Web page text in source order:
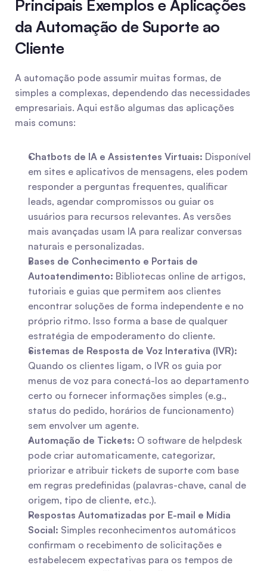
Principais Exemplos e Aplicações
da Automação de Suporte ao
Cliente
A automação pode assumir muitas formas, de
simples a complexas, dependendo das necessidades
empresariais. Aqui estão algumas das aplicações
mais comuns:
Chatbots de IA e Assistentes Virtuais: Disponível
em sites e aplicativos de mensagens, eles podem
responder a perguntas frequentes, qualificar
leads, agendar compromissos ou guiar os
usuários para recursos relevantes. As versões
mais avançadas usam IA para realizar conversas
naturais e personalizadas.
Bases de Conhecimento e Portais de
Autoatendimento: Bibliotecas online de artigos,
tutoriais e guias que permitem aos clientes
encontrar soluções de forma independente e no
próprio ritmo. Isso forma a base de qualquer
estratégia de empoderamento do cliente.
Sistemas de Resposta de Voz Interativa (IVR):
Quando os clientes ligam, o IVR os guia por
menus de voz para conectá-los ao departamento
certo ou fornecer informações simples (e.g.,
status do pedido, horários de funcionamento)
sem envolver um agente.
Automação de Tickets: O software de helpdesk
pode criar automaticamente, categorizar,
priorizar e atribuir tickets de suporte com base
em regras predefinidas (palavras-chave, canal de
origem, tipo de cliente, etc.).
Respostas Automatizadas por E-mail e Mídia
Social: Simples reconhecimentos automáticos
confirmam o recebimento de solicitações e
estabelecem expectativas para os tempos de